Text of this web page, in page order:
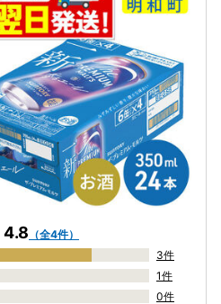
4.8 （全4件）
3件
1件
0件